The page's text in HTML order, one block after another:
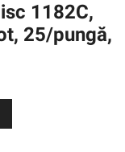
1182C,
25/pungă,